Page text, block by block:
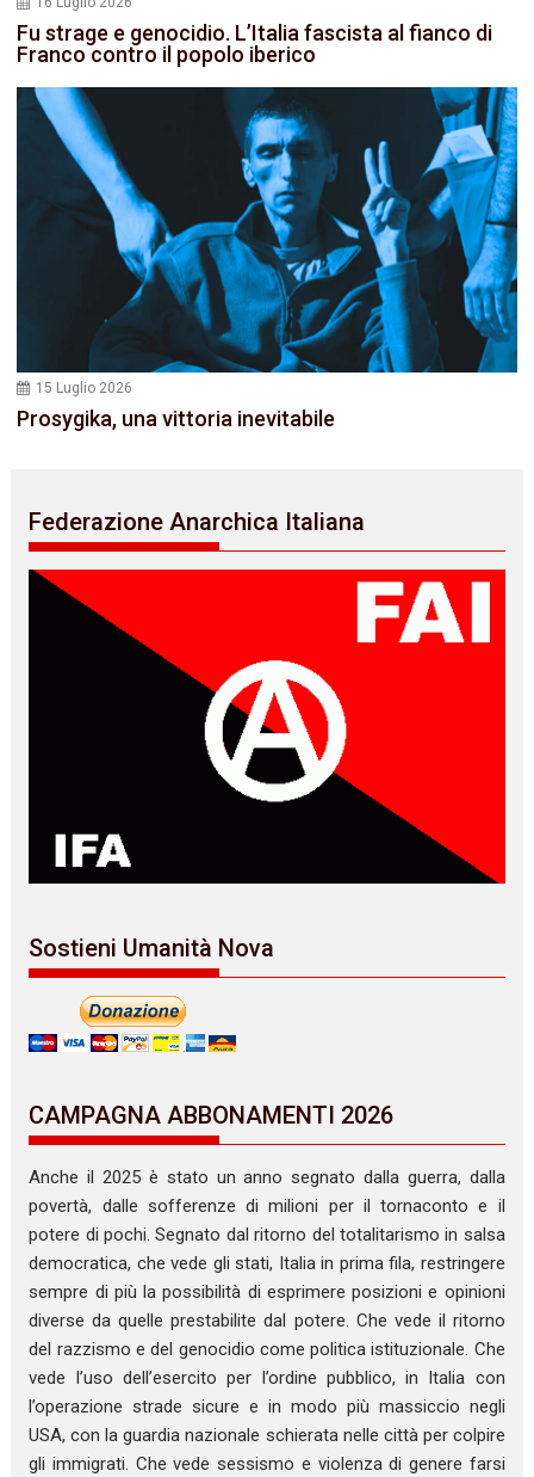
Fu strage e genocidio. L’Italia fascista al fianco di
Franco contro il popolo iberico
15 Luglio 2026
Prosygika, una vittoria inevitabile
Federazione Anarchica Italiana
Sostieni Umanità Nova
CAMPAGNA ABBONAMENTI 2026
Anche il 2025 è stato un anno segnato dalla guerra, dalla
povertà, dalle sofferenze di milioni per il tornaconto e il
potere di pochi. Segnato dal ritorno del totalitarismo in salsa
democratica, che vede gli stati, Italia in prima fila, restringere
sempre di più la possibilità di esprimere posizioni e opinioni
diverse da quelle prestabilite dal potere. Che vede il ritorno
del razzismo e del genocidio come politica istituzionale. Che
vede l’uso dell’esercito per l’ordine pubblico, in Italia con
l’operazione strade sicure e in modo più massiccio negli
USA, con la guardia nazionale schierata nelle città per colpire
gli immigrati. Che vede sessismo e violenza di genere farsi